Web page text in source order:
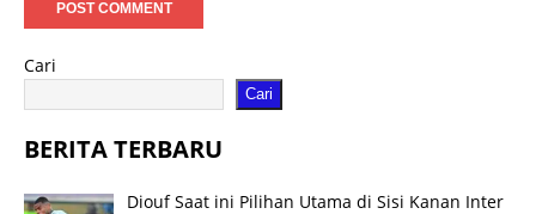
Cari
Cari
BERITA TERBARU
Diouf Saat ini Pilihan Utama di Sisi Kanan Inter